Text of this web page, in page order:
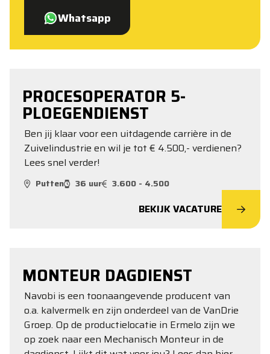
Whatsapp
PROCESOPERATOR 5-
PLOEGENDIENST
Ben jij klaar voor een uitdagende carrière in de
Zuivelindustrie en wil je tot € 4.500,- verdienen?
Lees snel verder!
Putten 36 uur 3.600 - 4.500
BEKIJK VACATURE
MONTEUR DAGDIENST
Navobi is een toonaangevende producent van
o.a. kalvermelk en zijn onderdeel van de VanDrie
Groep. Op de productielocatie in Ermelo zijn we
op zoek naar een Mechanisch Monteur in de